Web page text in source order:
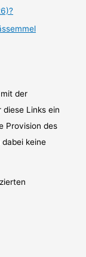
der
Links ein
Provision des
keine